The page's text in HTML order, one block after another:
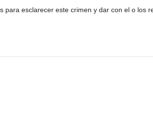
para esclarecer este crimen y dar con el o los